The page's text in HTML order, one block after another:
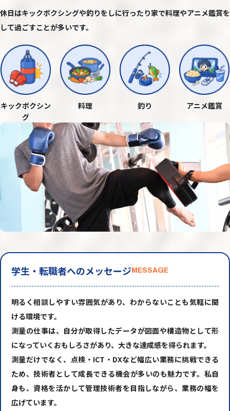
休日はキックボクシングや釣りをしに行ったり家で料理やアニメ鑑賞を
して過ごすことが多いです。
キックボクシン
グ
料理 釣り アニメ鑑賞
学生・転職者へのメッセージ MESSAGE
明るく相談しやすい雰囲気があり、わからないことも気軽に聞
ける環境です。
測量の仕事は、自分が取得したデータが図面や構造物として形
になっていくおもしろさがあり、大きな達成感を得られます。
測量だけでなく、点検・ICT・DXなど幅広い業務に挑戦できる
ため、技術者として成長できる機会が多いのも魅力です。私自
身も、資格を活かして管理技術者を目指しながら、業務の幅を
広げています。